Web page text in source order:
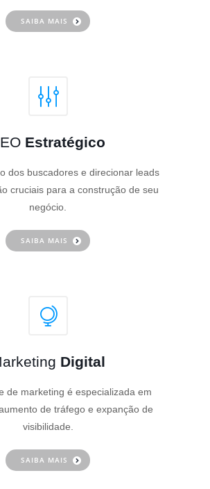
SAIBA MAIS
Estratégico
dos buscadores e direcionar leads
cruciais para a construção de seu
negócio.
SAIBA MAIS
Digital
de marketing é especializada em
de tráfego e expanção de
visibilidade.
SAIBA MAIS